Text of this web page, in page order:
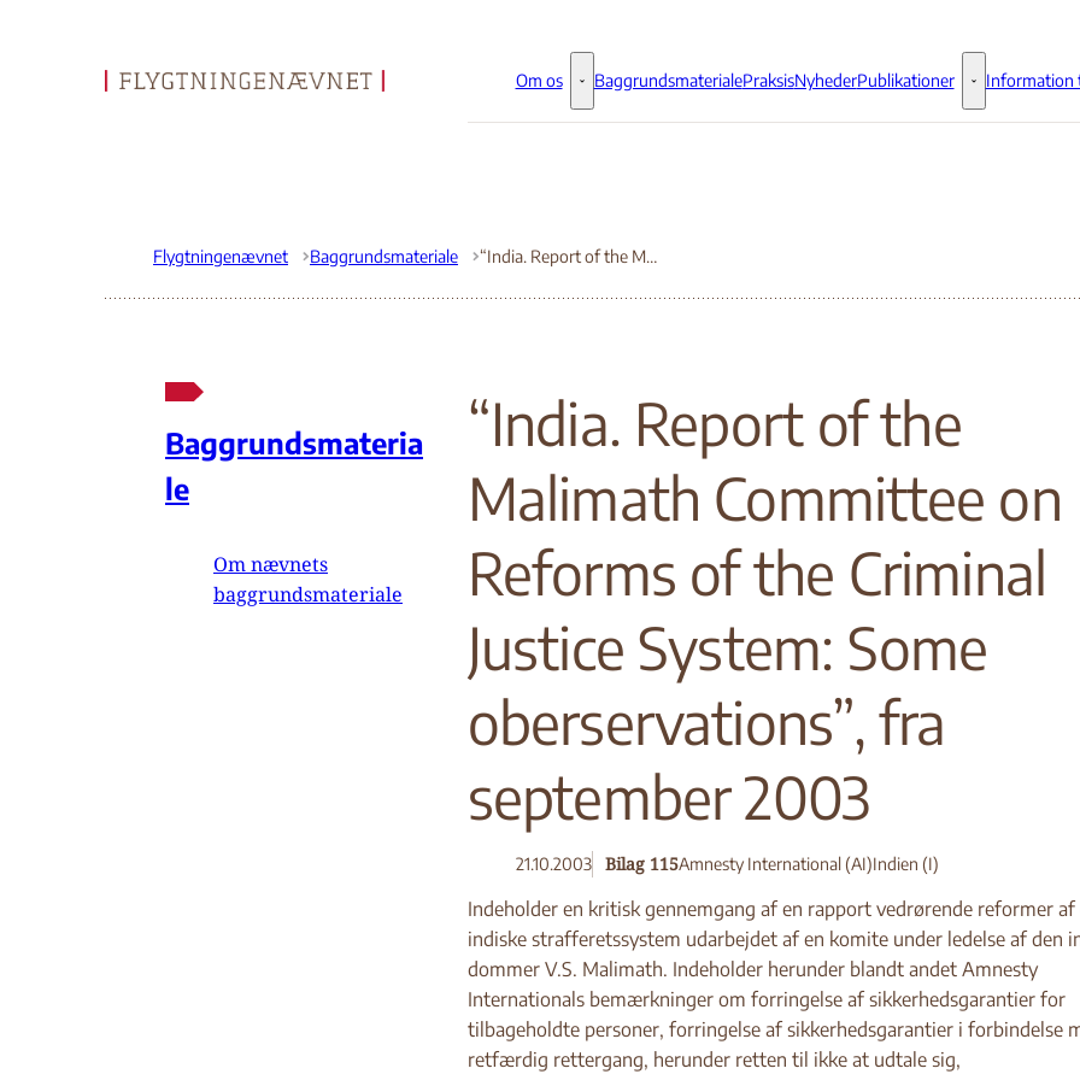
Gå til forsiden
Om os Om os - Flere links
BaggrundsmaterialePraksisNyhederPublikationer Publikationer -
Information
Flygtningenævnet Baggrundsmateriale “India. Report of the Malimath Committee on Reforms of the Criminal Justice System: Some oberservations”, fra september 2003
Baggrundsmateria
le
Om nævnets
baggrundsmateriale
“India. Report of the
Malimath Committee on
Reforms of the Criminal
Justice System: Some
oberservations”, fra
september 2003
21.10.2003 Bilag 115Amnesty International (AI)Indien (I)
Indeholder en kritisk gennemgang af en rapport vedrørende reformer af
indiske strafferetssystem udarbejdet af en komite under ledelse af den
dommer V.S. Malimath. Indeholder herunder blandt andet Amnesty
Internationals bemærkninger om forringelse af sikkerhedsgarantier for
tilbageholdte personer, forringelse af sikkerhedsgarantier i forbindelse
retfærdig rettergang, herunder retten til ikke at udtale sig,